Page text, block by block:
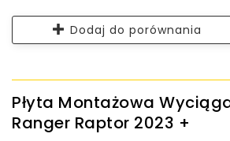
Dodaj do porównania
Płyta Montażowa
Ranger Raptor 2023 +